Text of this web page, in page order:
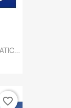
favorite_border